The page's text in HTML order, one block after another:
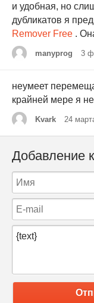
и удобная, но
дубликатов я
Remover Free .
manyprog 3
неумеет
крайней мере я
Kvark 24
Добавление